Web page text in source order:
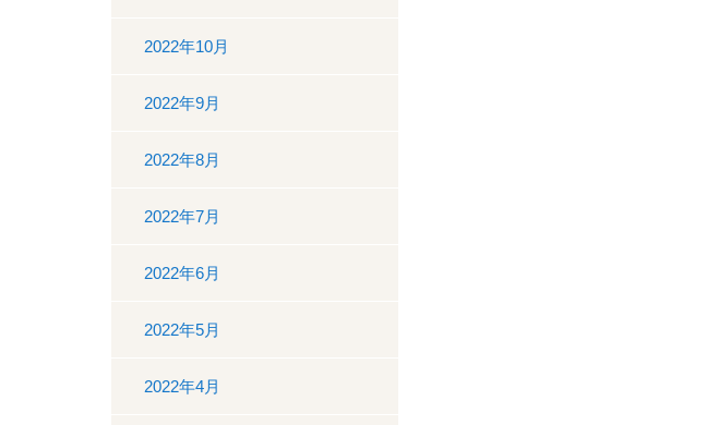
2022年10月
2022年9月
2022年8月
2022年7月
2022年6月
2022年5月
2022年4月